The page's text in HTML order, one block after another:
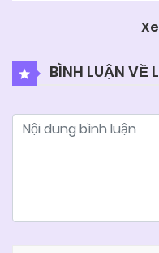
BÌNH LUẬN VỀ